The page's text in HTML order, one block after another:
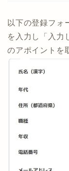
以下の登録フォ
を入力し「入力
のアポイントを